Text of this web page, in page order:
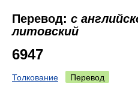
Перевод: с
литовский
6947
Толкование Перевод